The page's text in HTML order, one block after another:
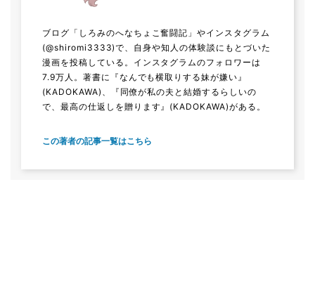
ブログ「しろみのへなちょこ奮闘記」やインスタグラム
(@shiromi3333)で、自身や知人の体験談にもとづいた
漫画を投稿している。インスタグラムのフォロワーは
7.9万人。著書に『なんでも横取りする妹が嫌い』
(KADOKAWA)、『同僚が私の夫と結婚するらしいの
で、最高の仕返しを贈ります』(KADOKAWA)がある。
この著者の記事一覧はこちら